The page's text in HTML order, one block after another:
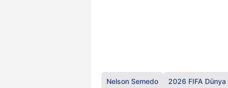
Nelson Semedo 2026 FIFA Dünya